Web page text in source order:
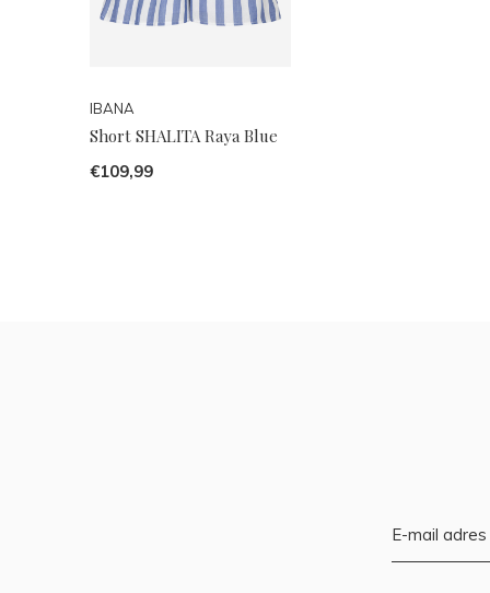
IBANA
Short SHALITA Raya Blue
€109,99